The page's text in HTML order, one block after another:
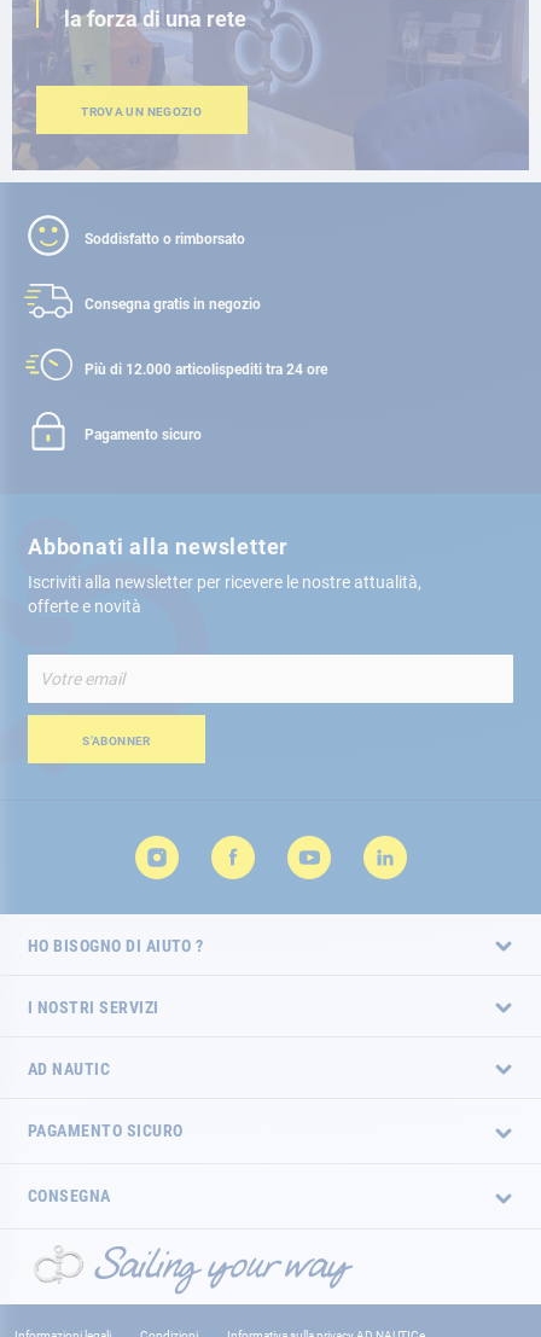
la forza di una rete
TROVA UN NEGOZIO
Soddisfatto o rimborsato
Consegna gratis in negozio
Più di 12.000 articolispediti tra 24 ore
Pagamento sicuro
Abbonati alla newsletter
Iscriviti alla newsletter per ricevere le nostre attualità,
offerte e novità
alla
nostra
Newsletter:S’ABONNER
HO BISOGNO DI AIUTO ?
I NOSTRI SERVIZI
AD NAUTIC
PAGAMENTO SICURO
CONSEGNA